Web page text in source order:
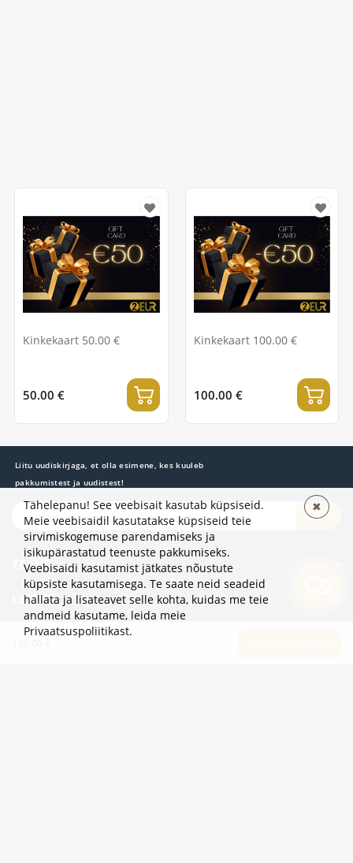
Kinkekaart 50.00 €
50.00 €
Kinkekaart 100.00 €
100.00 €
Liitu uudiskirjaga, et olla esimene, kes kuuleb
pakkumistest ja uudistest!
TELLI
TEAVE
LISAKS
KATEGOORIAD
Tähelepanu! See veebisait kasutab küpsiseid.
Meie veebisaidil kasutatakse küpsiseid teie
sirvimiskogemuse parendamiseks ja
isikupärastatud teenuste pakkumiseks.
Veebisaidi kasutamist jätkates nõustute
küpsiste kasutamisega. Te saate neid seadeid
hallata ja lisateavet selle kohta, kuidas me teie
andmeid kasutame, leida meie
Privaatsuspoliitikast.
✖